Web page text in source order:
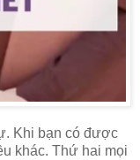
Khi bạn có được
khác. Thứ hai mọi